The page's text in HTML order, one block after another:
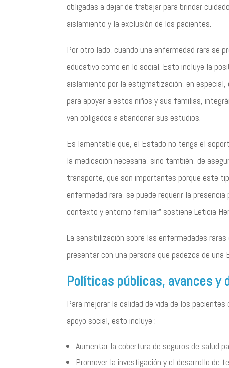
obligadas a dejar de trabajar para brindar
aislamiento y la exclusión de los pacientes.
Por otro lado, cuando una enfermedad rara se
educativo como en lo social. Esto incluye la
aislamiento por la estigmatización, en
para apoyar a estos niños y sus familias,
ven obligados a abandonar sus estudios.
Es lamentable que, el Estado no tenga el
la medicación necesaria, sino también, de
transporte, que son importantes porque este
enfermedad rara, se puede requerir la
contexto y entorno familiar” sostiene Leticia
La sensibilización sobre las enfermedades
presentar con una persona que padezca de
Políticas públicas, avances y
Para mejorar la calidad de vida de los
apoyo social, esto incluye :
Aumentar la cobertura de seguros de salud
Promover la investigación y el desarrollo de